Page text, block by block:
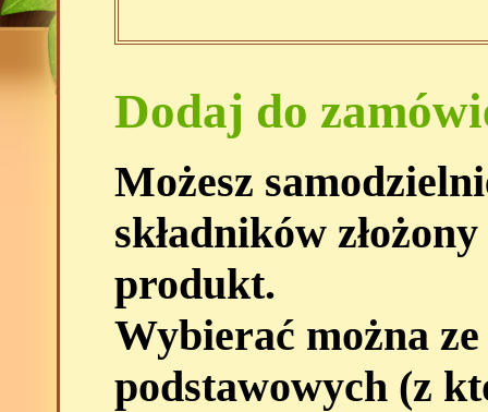
Dodaj do
Możesz
składników
produkt.
Wybierać można
podstawowych (z